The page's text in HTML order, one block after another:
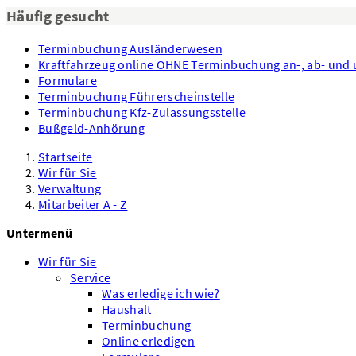
Häufig gesucht
Terminbuchung Ausländerwesen
Kraftfahrzeug online OHNE Terminbuchung an-, ab- und
Formulare
Terminbuchung Führerscheinstelle
Terminbuchung Kfz-Zulassungsstelle
Bußgeld-Anhörung
Startseite
Wir für Sie
Verwaltung
Mitarbeiter A - Z
Untermenü
Wir für Sie
Service
Was erledige ich wie?
Haushalt
Terminbuchung
Online erledigen